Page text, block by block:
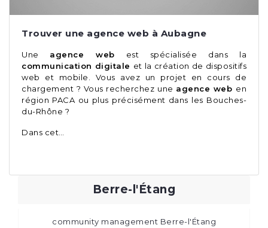
Trouver une agence web à Aubagne
Une agence web est spécialisée dans la
communication digitale et la création de dispositifs
web et mobile. Vous avez un projet en cours de
chargement ? Vous recherchez une agence web en
région PACA ou plus précisément dans les Bouches-
du-Rhône ?
Dans cet…
Berre-l'Étang
community management Berre-l'Étang